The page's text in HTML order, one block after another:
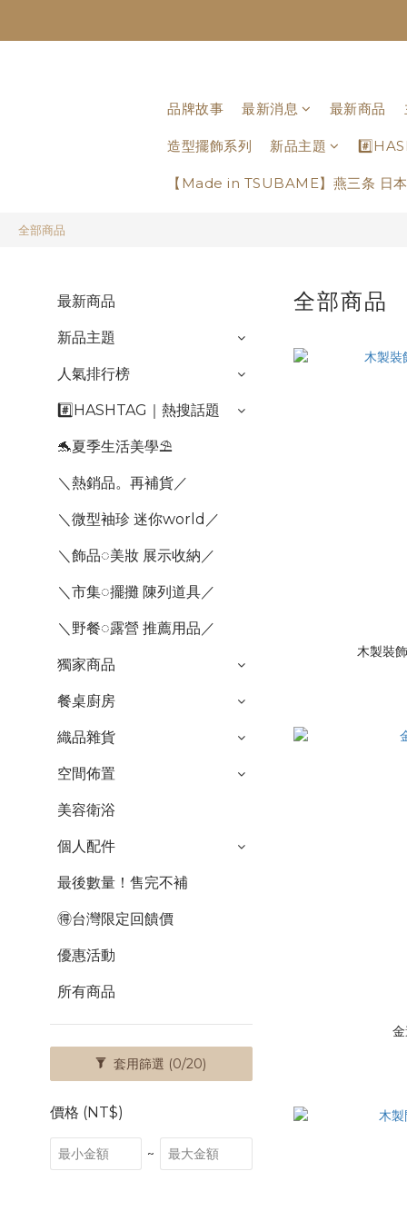
品牌故事 最新消息 最新商品
造型擺飾系列 新品主題
【Made in TSUBAME】燕三条 日
全部商品
最新商品
新品主題
人氣排行榜
#️⃣HASHTAG｜熱搜話題
🐬夏季生活美學⛱️
＼熱銷品。再補貨／
＼微型袖珍 迷你world／
＼飾品◌美妝 展示收納／
＼市集◌擺攤 陳列道具／
＼野餐◌露營 推薦用品／
獨家商品
餐桌廚房
織品雜貨
空間佈置
美容衛浴
個人配件
最後數量！售完不補
🉐台灣限定回饋價
優惠活動
所有商品
套用篩選 (0/20)
價格 (NT$)
~
全部商品
木製裝